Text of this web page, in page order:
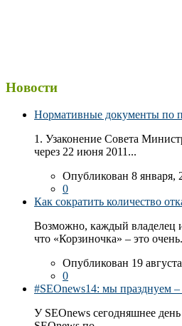
Новости
Нормативные документы по
1. Узаконение Совета
через 22 июня 2011...
Опубликован 8 января,
0
Как сократить количество
Возможно, каждый владелец
что «Корзиночка» – это
Опубликован 19
0
#SEOnews14: мы празднуем
У SEOnews сегодняшнее